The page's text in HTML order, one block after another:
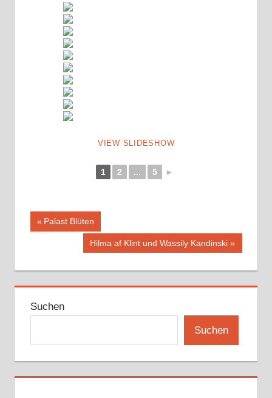
VIEW SLIDESHOW
1 2 ... 5 ►
Beitragsnavigation
Vorheriger
Palast Blüten
Nächster
Hilma af Klint und Wassily Kandinski
Suchen
Suchen